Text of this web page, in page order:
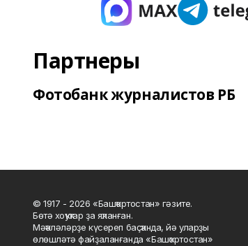
Партнеры
Фотобанк журналистов РБ
© 1917 - 2026 «Башҡортостан» гәзите.
Бөтә хоҡуҡтар ҙа яҡланған.
Мәҡәләләрҙе күсереп баҫҡанда, йә уларҙы
өлөшләтә файҙаланғанда «Башҡортостан»